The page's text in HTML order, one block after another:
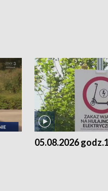
05.08.2026